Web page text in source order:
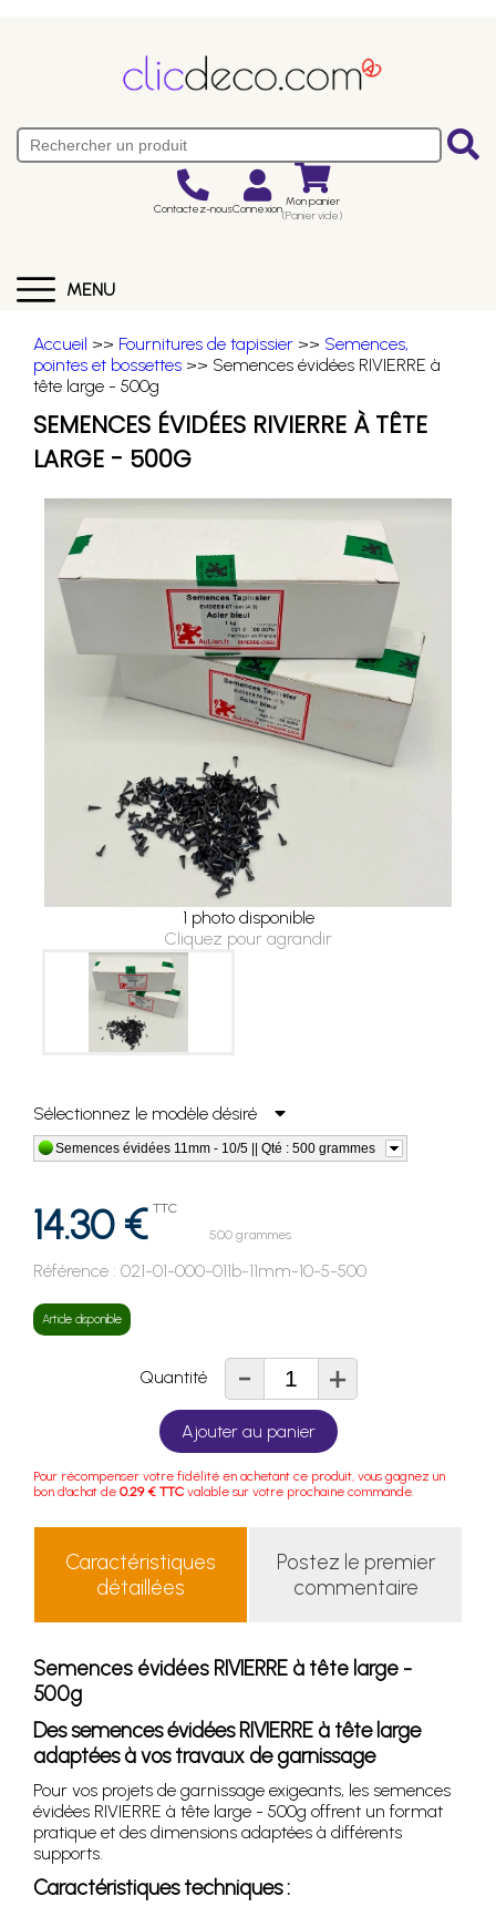
Contactez-nousConnexion Mon panier
(Panier vide)
MENU
Accueil >> Fournitures de tapissier >> Semences,
pointes et bossettes >> Semences évidées RIVIERRE à
tête large - 500g
SEMENCES ÉVIDÉES RIVIERRE À TÊTE
LARGE - 500G
1 photo disponible
Cliquez pour agrandir
Sélectionnez le modèle désiré
Semences évidées 11mm - 10/5 || Qté : 500 grammes
14.30 € TTC
500 grammes
Référence : 021-01-000-011b-11mm-10-5-500
Article disponible
Quantité - +
Ajouter au panier
Pour récompenser votre fidélité en achetant ce produit, vous gagnez un
bon d'achat de 0.29 € TTC valable sur votre prochaine commande.
Caractéristiques
détaillées
Postez le premier
commentaire
Semences évidées RIVIERRE à tête large -
500g
Des semences évidées RIVIERRE à tête large
adaptées à vos travaux de garnissage
Pour vos projets de garnissage exigeants, les semences
évidées RIVIERRE à tête large - 500g offrent un format
pratique et des dimensions adaptées à différents
supports.
Caractéristiques techniques :